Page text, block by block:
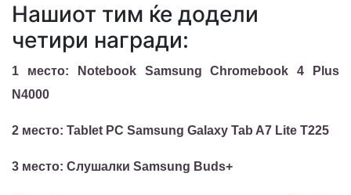
Нашиот тим ќе додели
четири награди:
1 место: Notebook Samsung Chromebook 4 Plus
N4000
2 место: Tablet PC Samsung Galaxy Tab A7 Lite T225
3 место: Слушалки Samsung Buds+